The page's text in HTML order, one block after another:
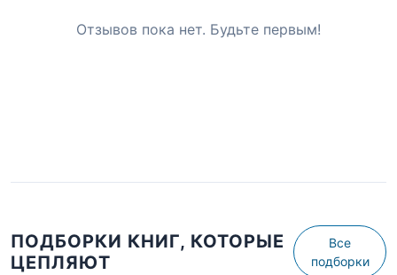
Отзывов пока нет. Будьте первым!
ПОДБОРКИ КНИГ, КОТОРЫЕ
ЦЕПЛЯЮТ
Все
подборки